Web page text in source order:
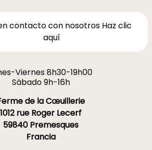
contacto con nosotros Haz clic
aquí
Viernes 8h30-19h00
Sábado 9h-16h
de la Cœuillerie
1012 rue Roger Lecerf
59840 Premesques
Francia